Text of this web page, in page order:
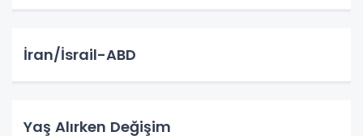
İran/İsrail-ABD
Yaş Alırken Değişim